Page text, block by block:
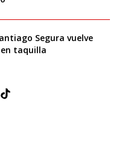
Segura vuelve
taquilla
TikTok